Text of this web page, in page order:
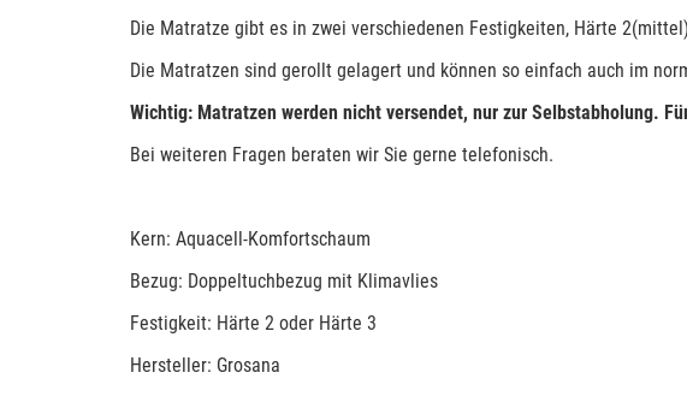
Die Matratze gibt es in zwei verschiedenen Festigkeiten, Härte
Die Matratzen sind gerollt gelagert und können so einfach auch im
Wichtig: Matratzen werden nicht versendet, nur zur Selbstabholung.
Bei weiteren Fragen beraten wir Sie gerne telefonisch.
Kern: Aquacell-Komfortschaum
Bezug: Doppeltuchbezug mit Klimavlies
Festigkeit: Härte 2 oder Härte 3
Hersteller: Grosana